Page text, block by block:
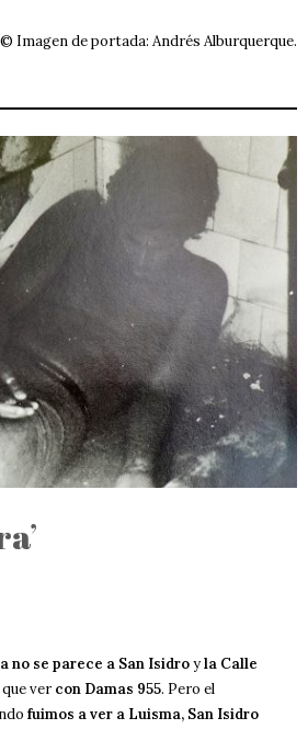
© Imagen de portada: Andrés Alburquerque.
no se parece a San Isidroyla Calle
vercon Damas 955. Pero el
fuimos a ver a Luisma, San Isidro